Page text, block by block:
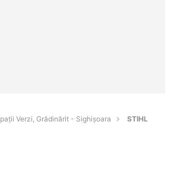
Verzi, Grădinărit - Sighişoara
STIHL